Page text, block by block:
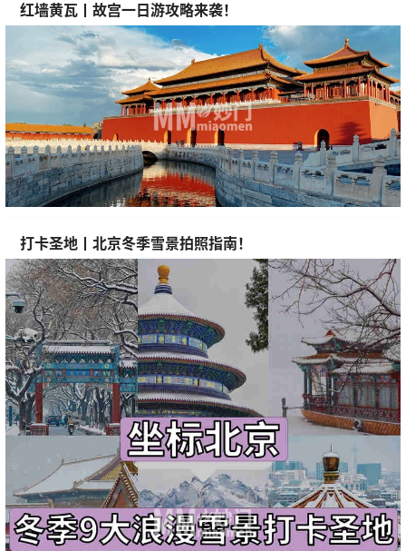
红墙黄瓦丨故宫一日游攻略来袭！
打卡圣地丨北京冬季雪景拍照指南！